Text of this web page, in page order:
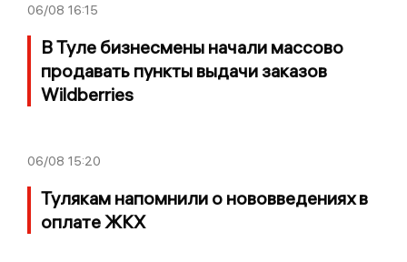
06/08 16:15
В Туле бизнесмены начали массово
продавать пункты выдачи заказов
Wildberries
06/08 15:20
Тулякам напомнили о нововведениях в
оплате ЖКХ